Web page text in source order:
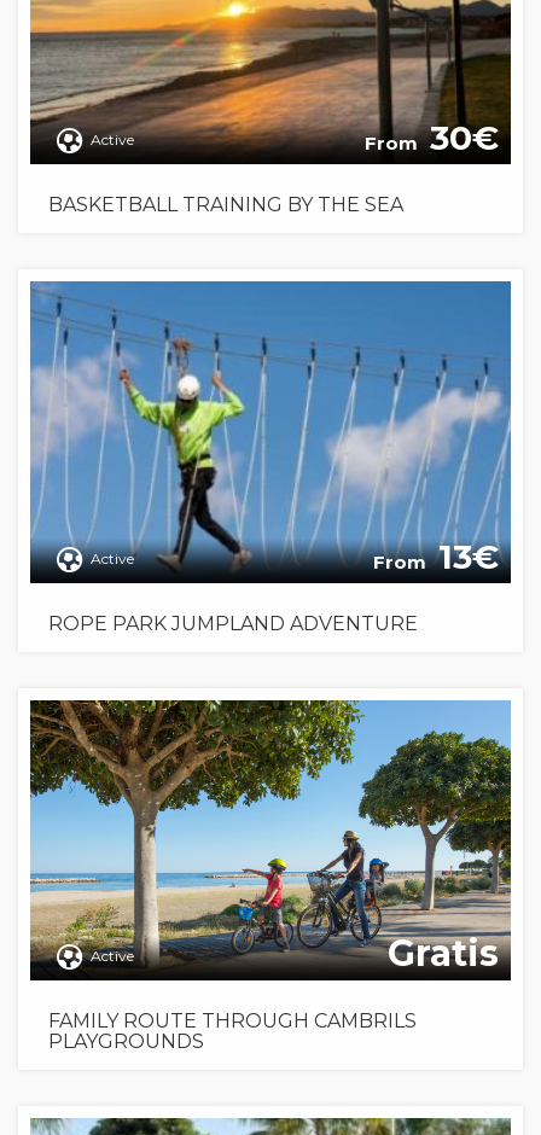
Active From 30
BASKETBALL TRAINING BY THE SEA
Active From 13
ROPE PARK JUMPLAND ADVENTURE
Active Gratis
FAMILY ROUTE THROUGH CAMBRILS
PLAYGROUNDS